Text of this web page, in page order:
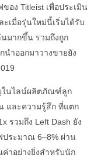
อง Titleist เพื่อประเมิน
เมื่อรุ่นใหม่นี้เริ่มได้รับ
นมากขึ้น รวมถึงถูก
นำออกมาวางขายยัง
ในไลน์ผลิตภัณฑ์ลูก
และความรู้สึก ที่แตก
รวมถึง Left Dash ยัง
ประมาณ 6–8% ผ่าน
าอย่างยิ่งสำหรับนัก